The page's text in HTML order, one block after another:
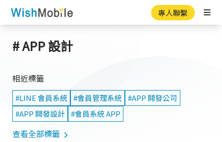
專人聯繫
# APP 設計
相近標籤
#LINE 會員系統 #會員管理系統 #APP 開發公司
#APP 開發設計 #會員系統 APP
查看全部標籤